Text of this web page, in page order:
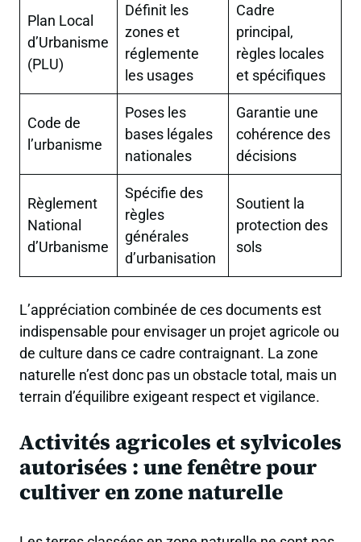
Plan Local
d’Urbanisme
(PLU)
Définit les
zones et
réglemente
les usages
Cadre
principal,
règles locales
et spécifiques
Code de
l’urbanisme
Poses les
bases légales
nationales
Garantie une
cohérence des
décisions
Règlement
National
d’Urbanisme
Spécifie des
règles
générales
d’urbanisation
Soutient la
protection des
sols
L’appréciation combinée de ces documents est
indispensable pour envisager un projet agricole ou
de culture dans ce cadre contraignant. La zone
naturelle n’est donc pas un obstacle total, mais un
terrain d’équilibre exigeant respect et vigilance.
Activités agricoles et sylvicoles
autorisées : une fenêtre pour
cultiver en zone naturelle